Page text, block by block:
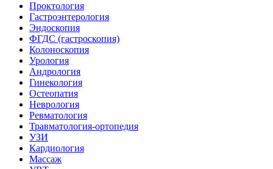
Проктология
Гастроэнтерология
Эндоскопия
ФГДС (гастроскопия)
Колоноскопия
Урология
Андрология
Гинекология
Остеопатия
Неврология
Ревматология
Травматология-ортопедия
УЗИ
Кардиология
Массаж